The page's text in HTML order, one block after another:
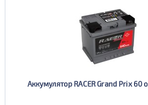
Аккумулятор RACER Grand Prix 60